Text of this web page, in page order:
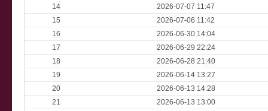
14
2026-07-07 11:47
15
2026-07-06 11:42
16
2026-06-30 14:04
17
2026-06-29 22:24
18
2026-06-28 21:40
19
2026-06-14 13:27
20
2026-06-13 14:28
21
2026-06-13 13:00